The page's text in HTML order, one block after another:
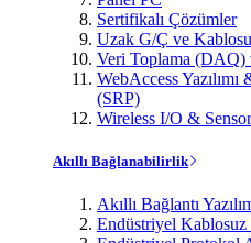
Sertifikalı Çözümler
Uzak G/Ç ve
Veri Toplama (DAQ)
WebAccess
(SRP)
Wireless I/O &
Akıllı Bağlanabilirlik
Akıllı Bağlantı
Endüstriyel